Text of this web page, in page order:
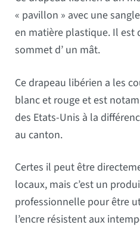
« pavillon » avec une
en matière plastique. Il est
sommet d’ un mât.
Ce drapeau libérien a les
blanc et rouge et est
des Etats-Unis à la
au canton.
Certes il peut être
locaux, mais c’est un
professionnelle pour être
l’encre résistent aux